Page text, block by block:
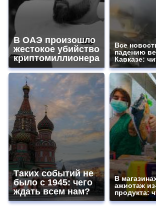
В ОАЭ произошло
жестокое убийство
криптомиллионера
Все
падению
Кавказе:
Таких событий не
было с 1945: чего
ждать всем нам?
В
ажиотаж
продукта: